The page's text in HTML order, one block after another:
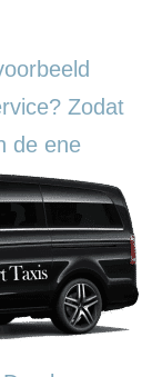
Zodat
de ene